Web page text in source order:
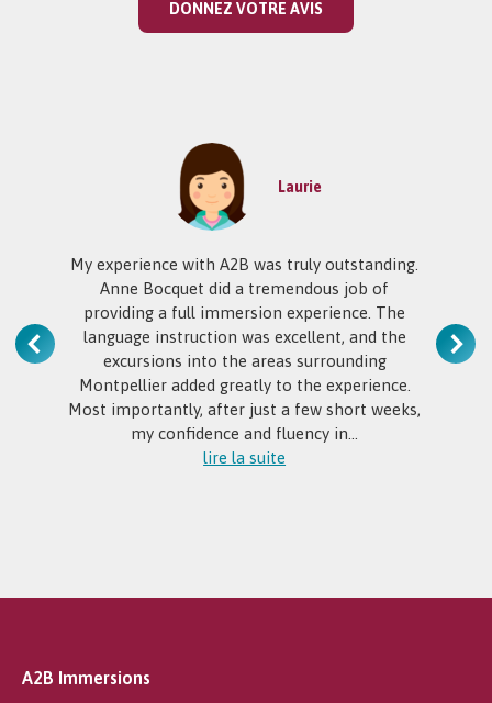
DONNEZ VOTRE AVIS
Laurie
My experience with A2B was truly outstanding.
Anne Bocquet did a tremendous job of
providing a full immersion experience. The
language instruction was excellent, and the
excursions into the areas surrounding
Montpellier added greatly to the experience.
Most importantly, after just a few short weeks,
my confidence and fluency in…
lire la suite
A2B Immersions